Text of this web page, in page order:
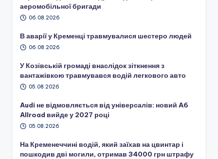
аеромобільної бригади
06.08.2026
В аварії у Кременці травмувалися шестеро людей
06.08.2026
У Козівській громаді внаслідок зіткнення з
вантажівкою травмувався водій легкового авто
05.08.2026
Audi не відмовляється від універсалів: новий A6
Allroad вийде у 2027 році
05.08.2026
На Кременеччині водій, який заїхав на цвинтар і
пошкодив дві могили, отримав 34000 грн штрафу